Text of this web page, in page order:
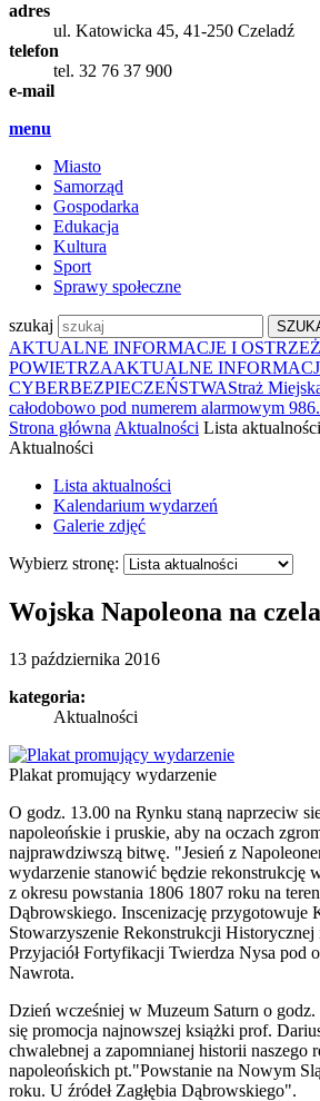
adres
ul. Katowicka 45, 41-250 Czeladź
telefon
tel. 32 76 37 900
e-mail
menu
Miasto
Samorząd
Gospodarka
Edukacja
Kultura
Sport
Sprawy społeczne
szukaj
AKTUALNE INFORMACJE I
POWIETRZAAKTUALNE
CYBERBEZPIECZEŃSTWAStraż
całodobowo pod numerem alarmowym 986.
Strona główna Aktualności Lista aktualności
Aktualności
Lista aktualności
Kalendarium wydarzeń
Galerie zdjęć
Wybierz stronę:
Wojska Napoleona na
13 października 2016
kategoria:
Aktualności
Plakat promujący wydarzenie
O godz. 13.00 na Rynku staną naprzeciw
napoleońskie i pruskie, aby na oczach
najprawdziwszą bitwę. "Jesień z
wydarzenie stanowić będzie rekonstrukcję
z okresu powstania 1806 1807 roku na
Dąbrowskiego. Inscenizację przygotowuje
Stowarzyszenie Rekonstrukcji
Przyjaciół Fortyfikacji Twierdza Nysa pod
Nawrota.
Dzień wcześniej w Muzeum Saturn o godz.
się promocja najnowszej książki prof.
chwalebnej a zapomnianej historii naszego
napoleońskich pt."Powstanie na Nowym
roku. U źródeł Zagłębia Dąbrowskiego".